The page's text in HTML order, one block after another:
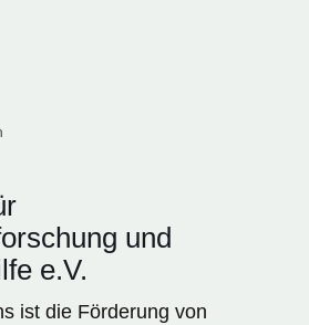
und
e.V.
ist die Förderung von